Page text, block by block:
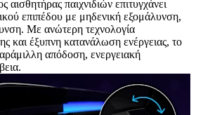
αισθητήρας παιχνιδιών επιτυγχάνει
επιπέδου με μηδενική εξομάλυνση,
Με ανώτερη τεχνολογία
και έξυπνη κατανάλωση ενέργειας, το
απόδοση, ενεργειακή